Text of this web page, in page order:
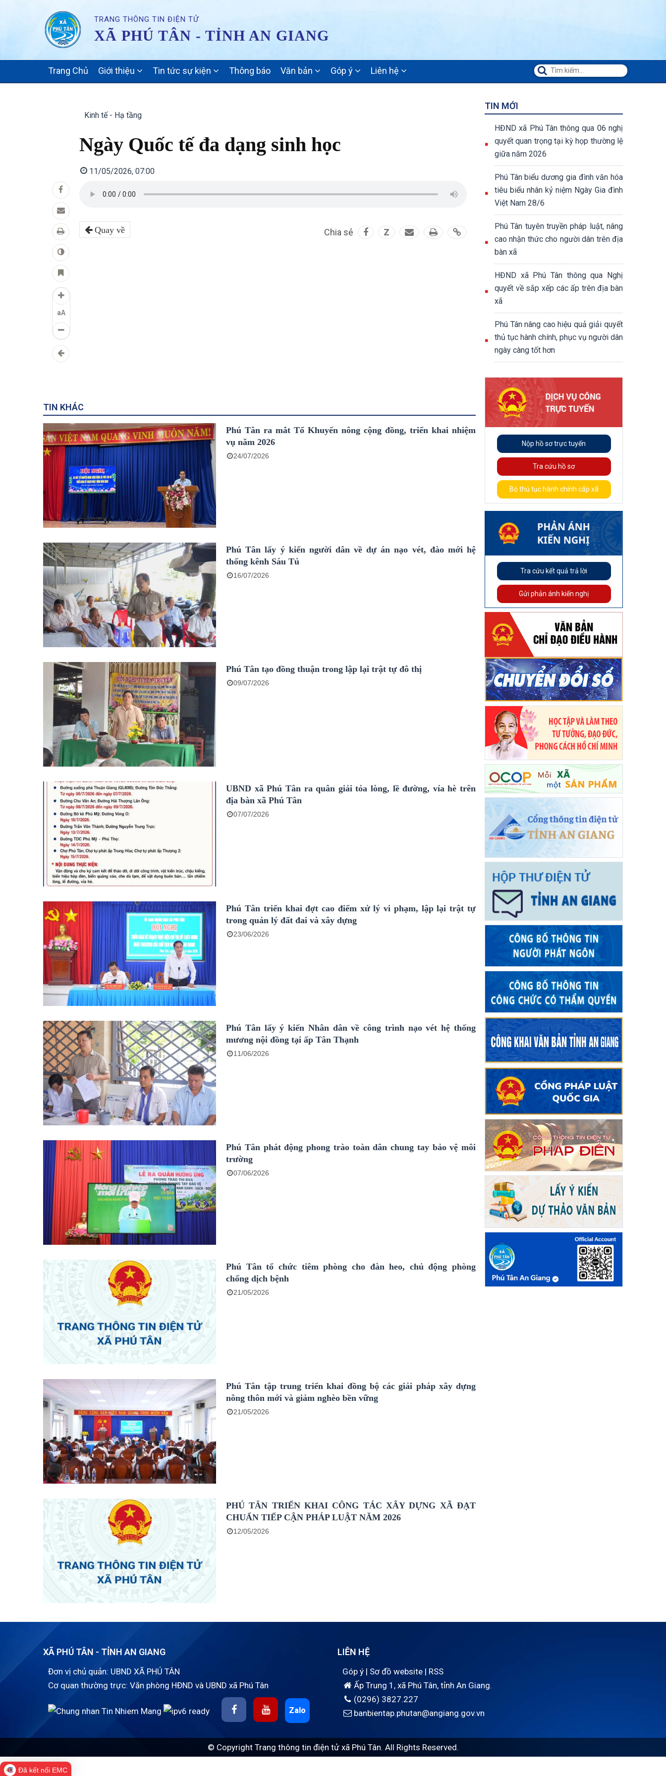
TRANG THÔNG TIN ĐIỆN TỬ
XÃ PHÚ TÂN - TỈNH AN GIANG
NAVIGATION
Trang Chủ Giới thiệu Tin tức sự kiện Thông báo Văn bản Góp ý Liên hệ
aA
Kinh tế - Hạ tầng
Ngày Quốc tế đa dạng sinh học
11/05/2026, 07:00
Quay về Chia sẻ Z
TIN KHÁC
Phú Tân ra mắt Tổ Khuyến nông cộng đồng, triển khai nhiệm
vụ năm 2026
24/07/2026
Phú Tân lấy ý kiến người dân về dự án nạo vét, đào mới hệ
thống kênh Sáu Tủ
16/07/2026
Phú Tân tạo đồng thuận trong lập lại trật tự đô thị
09/07/2026
UBND xã Phú Tân ra quân giải tỏa lòng, lề đường, vỉa hè trên
địa bàn xã Phú Tân
07/07/2026
Phú Tân triển khai đợt cao điểm xử lý vi phạm, lập lại trật tự
trong quản lý đất đai và xây dựng
23/06/2026
Phú Tân lấy ý kiến Nhân dân về công trình nạo vét hệ thống
mương nội đồng tại ấp Tân Thạnh
11/06/2026
Phú Tân phát động phong trào toàn dân chung tay bảo vệ môi
trường
07/06/2026
Phú Tân tổ chức tiêm phòng cho đàn heo, chủ động phòng
chống dịch bệnh
21/05/2026
Phú Tân tập trung triển khai đồng bộ các giải pháp xây dựng
nông thôn mới và giảm nghèo bền vững
21/05/2026
PHÚ TÂN TRIỂN KHAI CÔNG TÁC XÂY DỰNG XÃ ĐẠT
CHUẨN TIẾP CẬN PHÁP LUẬT NĂM 2026
12/05/2026
TIN MỚI
HĐND xã Phú Tân thông qua 06 nghị
quyết quan trọng tại kỳ họp thường lệ
giữa năm 2026
Phú Tân biểu dương gia đình văn hóa
tiêu biểu nhân kỷ niệm Ngày Gia đình
Việt Nam 28/6
Phú Tân tuyên truyền pháp luật, nâng
cao nhận thức cho người dân trên địa
bàn xã
HĐND xã Phú Tân thông qua Nghị
quyết về sắp xếp các ấp trên địa bàn
xã
Phú Tân nâng cao hiệu quả giải quyết
thủ tục hành chính, phục vụ người dân
ngày càng tốt hơn
Nộp hồ sơ trực tuyến
Tra cứu hồ sơ
Bộ thủ tục hành chính cấp xã
Tra cứu kết quả trả lời
Gửi phản ánh kiến nghị
XÃ PHÚ TÂN - TỈNH AN GIANG
Đơn vị chủ quản: UBND XÃ PHÚ TÂN
Cơ quan thường trực: Văn phòng HĐND và UBND xã Phú Tân
Zalo
LIÊN HỆ
Góp ý | Sơ đồ website | RSS
Ấp Trung 1, xã Phú Tân, tỉnh An Giang.
(0296) 3827.227
banbientap.phutan@angiang.gov.vn
© Copyright Trang thông tin điện tử xã Phú Tân. All Rights Reserved.
Đã kết nối EMC